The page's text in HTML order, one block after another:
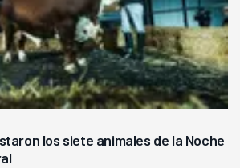
los siete animales de la Noche